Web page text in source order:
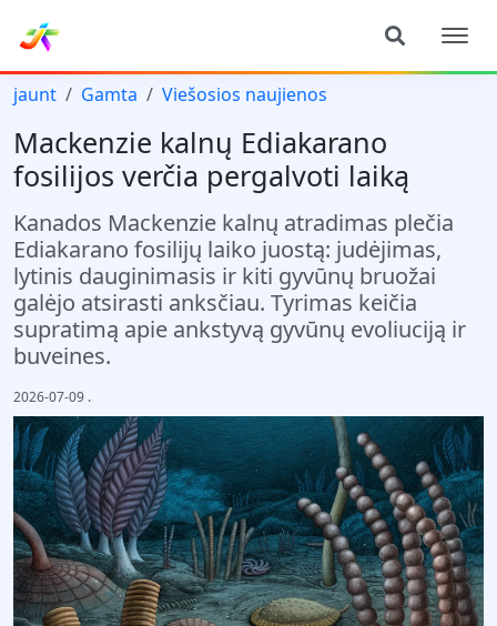
jaunt Gamta Viešosios naujienos
Mackenzie kalnų Ediakarano
fosilijos verčia pergalvoti laiką
Kanados Mackenzie kalnų atradimas plečia
Ediakarano fosilijų laiko juostą: judėjimas,
lytinis dauginimasis ir kiti gyvūnų bruožai
galėjo atsirasti anksčiau. Tyrimas keičia
supratimą apie ankstyvą gyvūnų evoliuciją ir
buveines.
2026-07-09 .